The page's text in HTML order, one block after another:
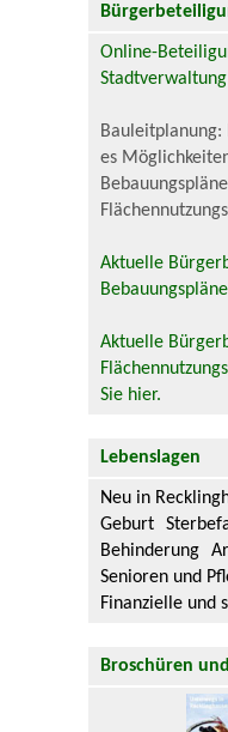
Online-
Stadtverwaltung
es
Aktuelle
Aktuelle
Sie hier.
Lebenslagen
Neu in
Geburt
Behinderung
Senioren und
Finanzielle und
Broschüren